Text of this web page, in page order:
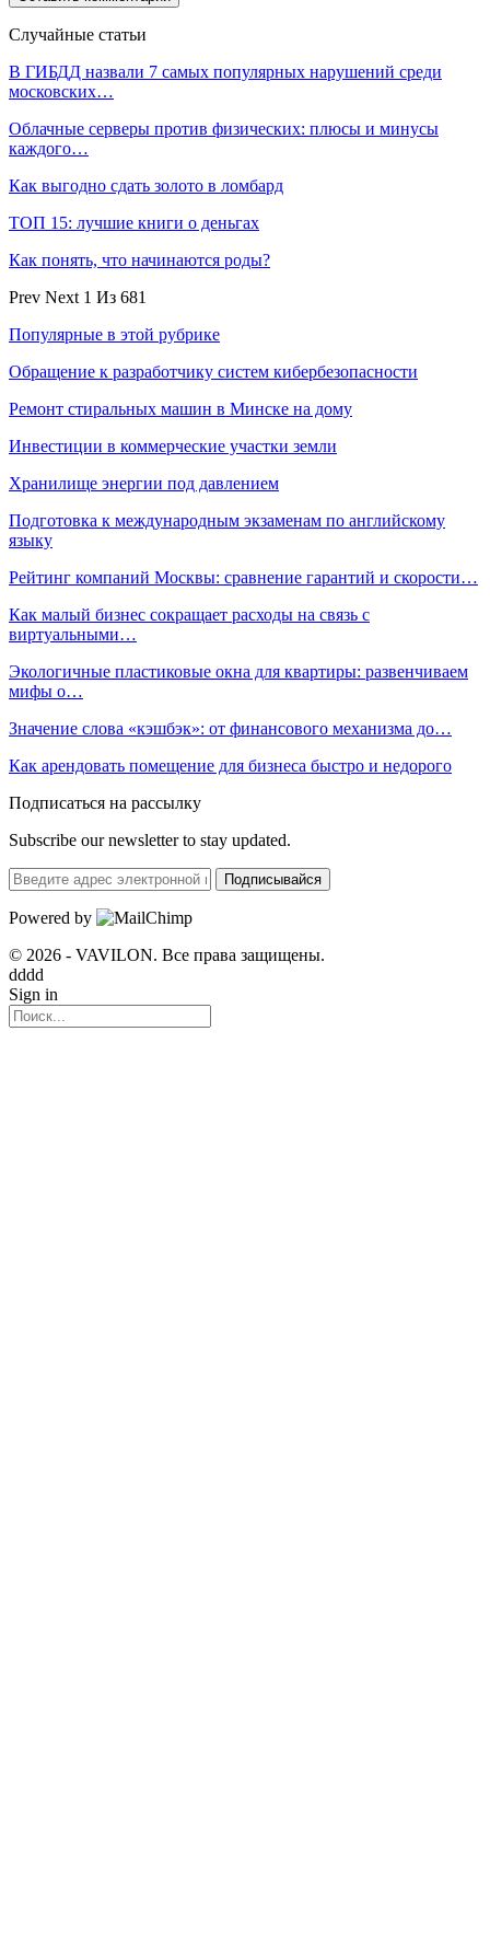
Случайные статьи
В ГИБДД назвали 7 самых популярных нарушений среди
московских…
Облачные серверы против физических: плюсы и минусы
каждого…
Как выгодно сдать золото в ломбард
ТОП 15: лучшие книги о деньгах
Как понять, что начинаются роды?
Prev Next 1 Из 681
Популярные в этой рубрике
Обращение к разработчику систем кибербезопасности
Ремонт стиральных машин в Минске на дому
Инвестиции в коммерческие участки земли
Хранилище энергии под давлением
Подготовка к международным экзаменам по английскому
языку
Рейтинг компаний Москвы: сравнение гарантий и скорости…
Как малый бизнес сокращает расходы на связь с
виртуальными…
Экологичные пластиковые окна для квартиры: развенчиваем
мифы о…
Значение слова «кэшбэк»: от финансового механизма до…
Как арендовать помещение для бизнеса быстро и недорого
Подписаться на рассылку
Subscribe our newsletter to stay updated.
Подписывайся
Powered by
© 2026 - VAVILON. Все права защищены.
dddd
Sign in